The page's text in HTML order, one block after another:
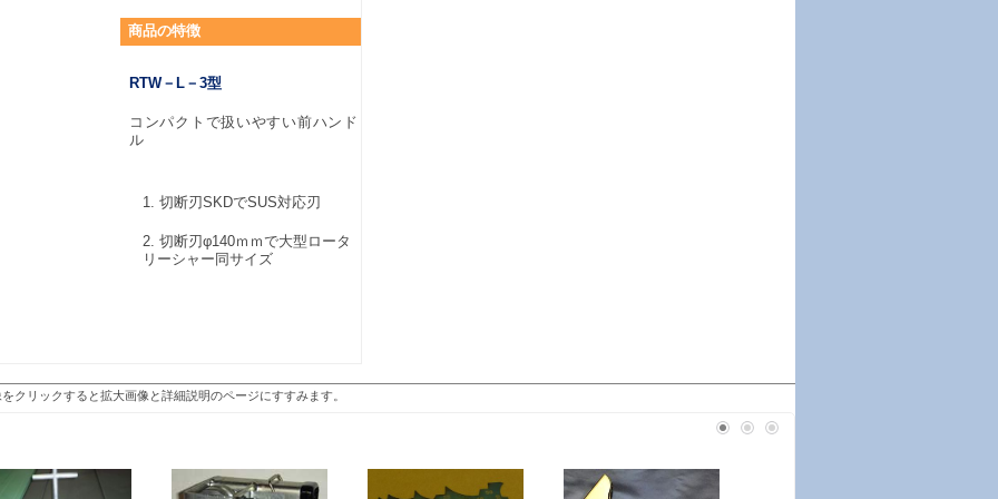
商品の特徴
RTW－L－3型
コンパクトで扱いやすい前ハンド
ル
切断刃SKDでSUS対応刃
切断刃φ140ｍｍで大型ロータ
リーシャー同サイズ
クリックすると拡大画像と詳細説明のページにすすみます。